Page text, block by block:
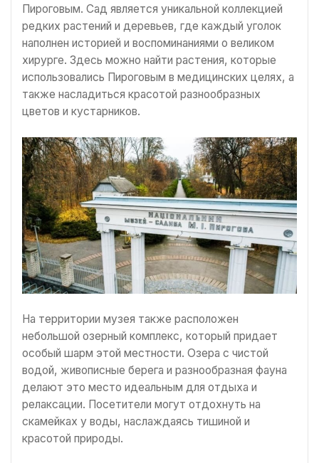
Пироговым. Сад является уникальной коллекцией
редких растений и деревьев, где каждый уголок
наполнен историей и воспоминаниями о великом
хирурге. Здесь можно найти растения, которые
использовались Пироговым в медицинских целях, а
также насладиться красотой разнообразных
цветов и кустарников.
На территории музея также расположен
небольшой озерный комплекс, который придает
особый шарм этой местности. Озера с чистой
водой, живописные берега и разнообразная фауна
делают это место идеальным для отдыха и
релаксации. Посетители могут отдохнуть на
скамейках у воды, наслаждаясь тишиной и
красотой природы.